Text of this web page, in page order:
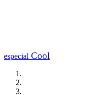
especial Cool